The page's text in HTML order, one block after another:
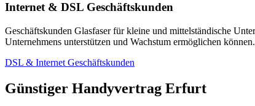
Internet & DSL Geschäftskunden
Geschäftskunden Glasfaser für kleine und mittelständische
Unternehmens unterstützen und Wachstum ermöglichen können.
DSL & Internet Geschäftskunden
Günstiger Handyvertrag Erfurt